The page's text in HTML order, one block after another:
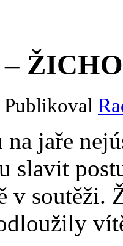
jaře
slavit
v soutěži.